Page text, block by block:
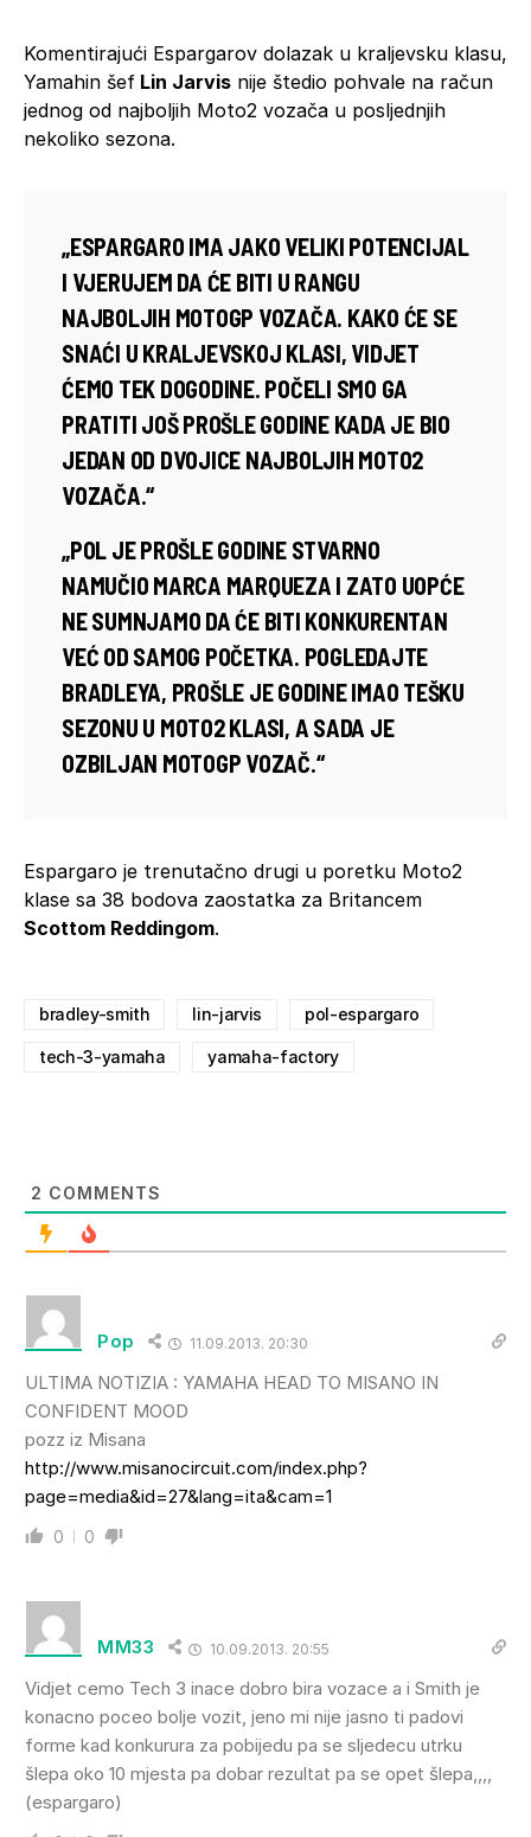
Komentirajući Espargarov dolazak u kraljevsku klasu,
Yamahin šef Lin Jarvis nije štedio pohvale na račun
jednog od najboljih Moto2 vozača u posljednjih
nekoliko sezona.
„ESPARGARO IMA JAKO VELIKI POTENCIJAL
I VJERUJEM DA ĆE BITI U RANGU
NAJBOLJIH MOTOGP VOZAČA. KAKO ĆE SE
SNAĆI U KRALJEVSKOJ KLASI, VIDJET
ĆEMO TEK DOGODINE. POČELI SMO GA
PRATITI JOŠ PROŠLE GODINE KADA JE BIO
JEDAN OD DVOJICE NAJBOLJIH MOTO2
VOZAČA.“
„POL JE PROŠLE GODINE STVARNO
NAMUČIO MARCA MARQUEZA I ZATO UOPĆE
NE SUMNJAMO DA ĆE BITI KONKURENTAN
VEĆ OD SAMOG POČETKA. POGLEDAJTE
BRADLEYA, PROŠLE JE GODINE IMAO TEŠKU
SEZONU U MOTO2 KLASI, A SADA JE
OZBILJAN MOTOGP VOZAČ.“
Espargaro je trenutačno drugi u poretku Moto2
klase sa 38 bodova zaostatka za Britancem
Scottom Reddingom.
bradley-smith lin-jarvis pol-espargaro
tech-3-yamaha yamaha-factory
2 COMMENTS
Pop 11.09.2013. 20:30
ULTIMA NOTIZIA : YAMAHA HEAD TO MISANO IN
CONFIDENT MOOD
pozz iz Misana
http://www.misanocircuit.com/index.php?
page=media&id=27&lang=ita&cam=1
0 0
MM33 10.09.2013. 20:55
Vidjet cemo Tech 3 inace dobro bira vozace a i Smith je
konacno poceo bolje vozit, jeno mi nije jasno ti padovi
forme kad konkurura za pobijedu pa se sljedecu utrku
šlepa oko 10 mjesta pa dobar rezultat pa se opet šlepa,,,,
(espargaro)